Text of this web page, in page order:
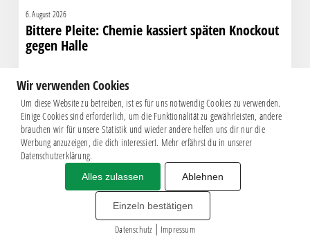
6. August 2026
Bittere Pleite: Chemie kassiert späten Knockout
gegen Halle
Impressum|Datenschutz
BSG CHEMIE LEIPZIG © 2026
MITGLIEDERZAHL: 2.816
webdesign by3W
Wir verwenden Cookies
Um diese Website zu betreiben, ist es für uns notwendig Cookies zu verwenden.
Einige Cookies sind erforderlich, um die Funktionalität zu gewährleisten, andere
brauchen wir für unsere Statistik und wieder andere helfen uns dir nur die
Werbung anzuzeigen, die dich interessiert. Mehr erfährst du in unserer
Datenschutzerklärung.
Alles zulassen Ablehnen
Einzeln bestätigen
Datenschutz | Impressum